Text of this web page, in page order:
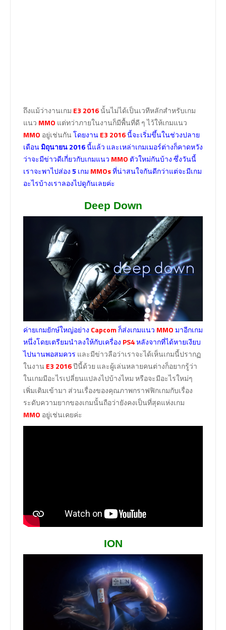
ถึงแม้ว่างานเกม E3 2016นั้นไม่ได้เป็นเวทีหลักสำหรับเกม
แนว MMO แต่ทว่าภายในงานก็มีพื้นที่ดี ๆ ไว้ให้เกมแนว
MMO อยู่เช่นกันโดยงานE3 2016นี้จะเริ่มขึ้นในช่วงปลาย
เดือนมิถุนายน 2016นี้แล้ว และเหล่าเกมเมอร์ต่างก็คาดหวัง
ว่าจะมีข่าวดีเกี่ยวกับเกมแนว MMO ตัวใหม่กันบ้าง ซึ่งวันนี้
เราจะพาไปส่อง5 เกม MMOsที่น่าสนใจกันดีกว่าแต่จะมีเกม
อะไรบ้างเราลองไปดูกันเลยค่ะ
Deep Down
ค่ายเกมยักษ์ใหญ่อย่าง Capcomก็ส่งเกมแนว MMOมาอีกเกม
หนึ่งโดยเตรียมนำลงให้กับเครื่อง PS4หลังจากที่ได้หายเงียบ
ไปนานพอสมควร และมีข่าวลือว่าเราจะได้เห็นเกมนี้ปรากฏ
ในงาน E3 2016ปีนี้ด้วย และผู้เล่นหลายคนต่างก็อยากรู้ว่า
ในเกมมีอะไรเปลี่ยนแปลงไปบ้างไหม หรือจะมีอะไรใหม่ๆ
เพิ่มเติมเข้ามา ส่วนเรื่องของคุณภาพกราฟฟิกเกมกับเรื่อง
ระดับความยากของเกมนั้นถือว่ายังคงเป็นที่สุดแห่งเกม
MMO อยู่เช่นเคยค่ะ
ION